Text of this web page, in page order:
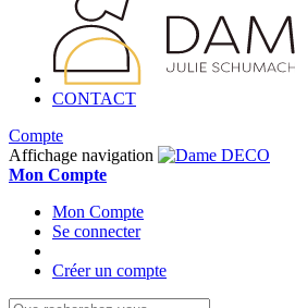
CONTACT
Compte
Affichage navigation
Mon Compte
Mon Compte
Se connecter
Créer un compte